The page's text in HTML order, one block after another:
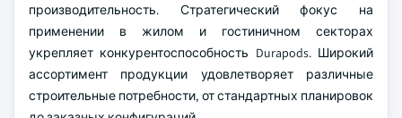
производительность. Стратегический фокус на
применении в жилом и гостиничном секторах
укрепляет конкурентоспособность Durapods. Широкий
ассортимент продукции удовлетворяет различные
строительные потребности, от стандартных планировок